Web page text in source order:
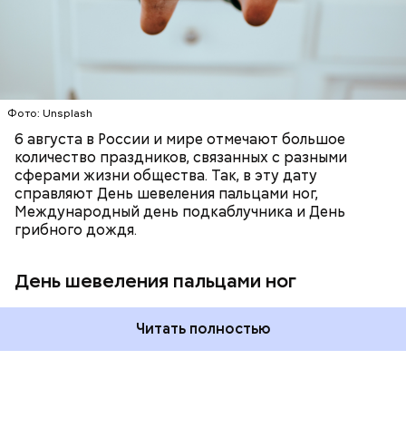
Фото: Unsplash
6 августа в России и мире отмечают большое
количество праздников, связанных с разными
сферами жизни общества. Так, в эту дату
справляют День шевеления пальцами ног,
Международный день подкаблучника и День
грибного дождя.
День шевеления пальцами ног
Читать полностью